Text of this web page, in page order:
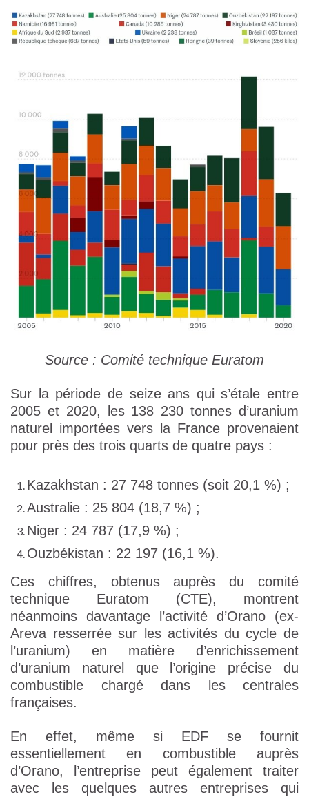
Source : Comité technique Euratom
Sur la période de seize ans qui s’étale entre
2005 et 2020, les 138 230 tonnes d’uranium
naturel importées vers la France provenaient
pour près des trois quarts de quatre pays :
Kazakhstan : 27 748 tonnes (soit 20,1 %) ;
Australie : 25 804 (18,7 %) ;
Niger : 24 787 (17,9 %) ;
Ouzbékistan : 22 197 (16,1 %).
Ces chiffres, obtenus auprès du comité
technique Euratom (CTE), montrent
néanmoins davantage l’activité d’Orano (ex-
Areva resserrée sur les activités du cycle de
l’uranium) en matière d’enrichissement
d’uranium naturel que l’origine précise du
combustible chargé dans les centrales
françaises.
En effet, même si EDF se fournit
essentiellement en combustible auprès
d’Orano, l’entreprise peut également traiter
avec les quelques autres entreprises qui